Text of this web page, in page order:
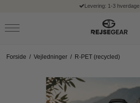
Levering: 1-3 hverdage
Forside / Vejledninger / R-PET (recycled)